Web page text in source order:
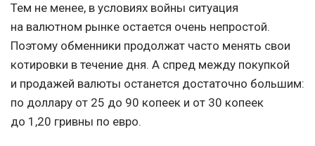
Тем не менее, в условиях войны ситуация
на валютном рынке остается очень непростой.
Поэтому обменники продолжат часто менять свои
котировки в течение дня. А спред между покупкой
и продажей валюты останется достаточно большим:
по доллару от 25 до 90 копеек и от 30 копеек
до 1,20 гривны по евро.